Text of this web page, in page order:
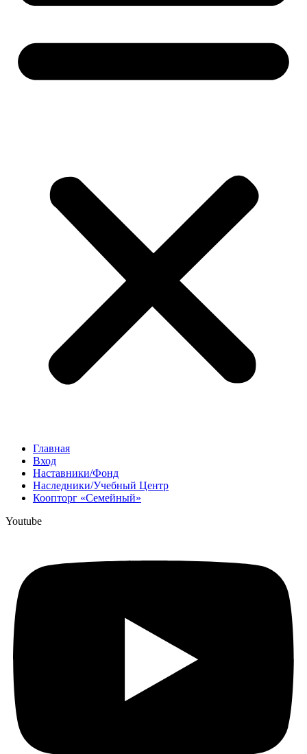
Главная
Вход
Наставники/Фонд
Наследники/Учебный Центр
Коопторг «Семейный»
Youtube